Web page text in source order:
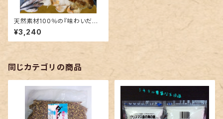
天然素材100％の『味わいだし』
1袋500ｇ:レターパックで送れま
す
¥3,240
同じカテゴリの商品